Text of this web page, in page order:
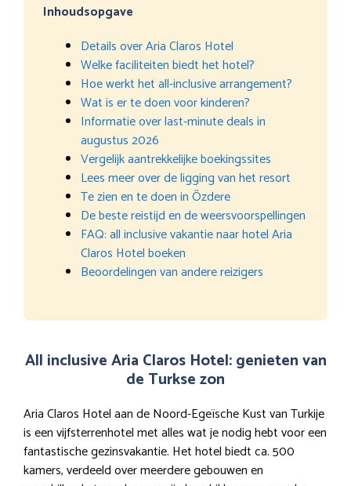
Inhoudsopgave
Details over Aria Claros Hotel
Welke faciliteiten biedt het hotel?
Hoe werkt het all-inclusive arrangement?
Wat is er te doen voor kinderen?
Informatie over last-minute deals in
augustus 2026
Vergelijk aantrekkelijke boekingssites
Lees meer over de ligging van het resort
Te zien en te doen in Özdere
De beste reistijd en de weersvoorspellingen
FAQ: all inclusive vakantie naar hotel Aria
Claros Hotel boeken
Beoordelingen van andere reizigers
All inclusive Aria Claros Hotel: genieten van
de Turkse zon
Aria Claros Hotel aan de Noord-Egeïsche Kust van Turkije
is een vijfsterrenhotel met alles wat je nodig hebt voor een
fantastische gezinsvakantie. Het hotel biedt ca. 500
kamers, verdeeld over meerdere gebouwen en